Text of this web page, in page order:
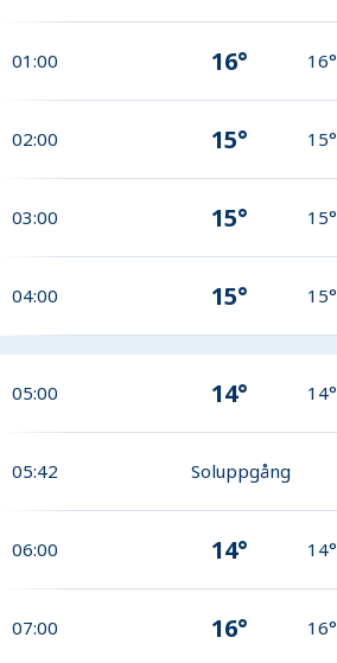
01:00 16° 16°
02:00 15° 15°
03:00 15° 15°
04:00 15° 15°
05:00 14° 14°
05:42 Soluppgång
06:00 14° 14°
07:00 16° 16°